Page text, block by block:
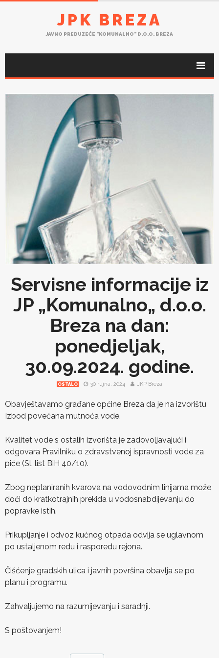
JPK BREZA
JAVNO PREDUZEĆE "KOMUNALNO" D.O.O. BREZA
Servisne informacije iz
JP „Komunalno„ d.o.o.
Breza na dan:
ponedjeljak,
30.09.2024. godine.
OSTALO 30 rujna, 2024 JKP Breza
Obavještavamo građane općine Breza da je na izvorištu
Izbod povećana mutnoća vode.
Kvalitet vode s ostalih izvorišta je zadovoljavajući i
odgovara Pravilniku o zdravstvenoj ispravnosti vode za
piće (Sl. list BiH 40/10).
Zbog neplaniranih kvarova na vodovodnim linijama može
doći do kratkotrajnih prekida u vodosnabdijevanju do
popravke istih.
Prikupljanje i odvoz kućnog otpada odvija se uglavnom
po ustaljenom redu i rasporedu rejona.
Čišćenje gradskih ulica i javnih površina obavlja se po
planu i programu.
Zahvaljujemo na razumijevanju i saradnji.
S poštovanjem!